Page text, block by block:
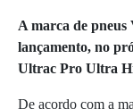
A marca de pneus
lançamento, no
Ultrac Pro Ultra
De acordo com a